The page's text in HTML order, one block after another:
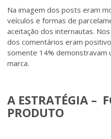
Na imagem dos posts eram
veículos e formas de
aceitação dos internautas.
dos comentários eram
somente 14% demonstravam
marca.
A ESTRATÉGIA –
PRODUTO